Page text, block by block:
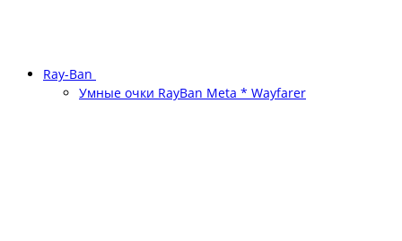
Ray-Ban
Умные очки RayBan Meta * Wayfarer